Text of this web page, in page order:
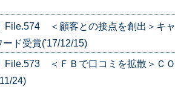
File.574 ＜顧客との接点を創出＞キ
ド受賞('17/12/15)
File.573 ＜ＦＢで口コミを拡散＞Ｃ
24)